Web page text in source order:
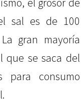
sal es de 100
gran mayoría
que se saca del
para consumo